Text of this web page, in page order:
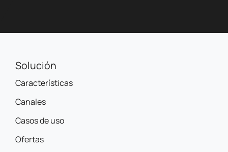
Solución
Características
Canales
Casos de uso
Ofertas